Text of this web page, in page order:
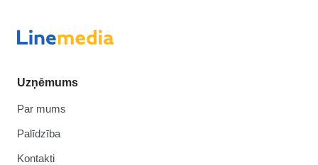
Uzņēmums
Par mums
Palīdzība
Kontakti